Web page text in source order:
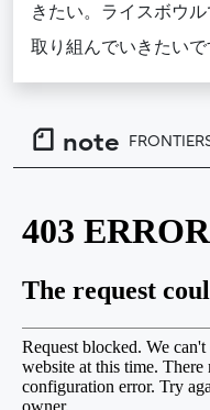
きたい。ライスボウ
取り組んでいきたいで
note